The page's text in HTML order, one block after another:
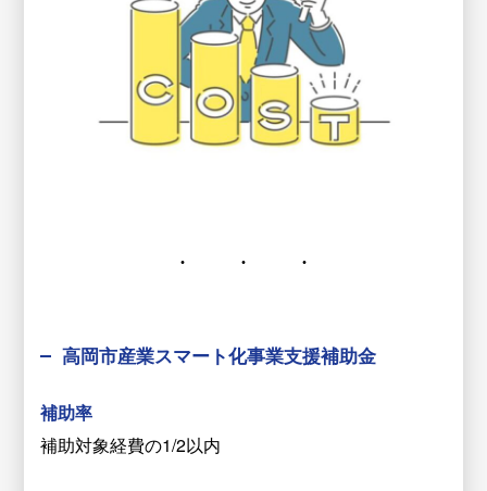
高岡市産業スマート化事業支援補助金
補助率
補助対象経費の1/2以内